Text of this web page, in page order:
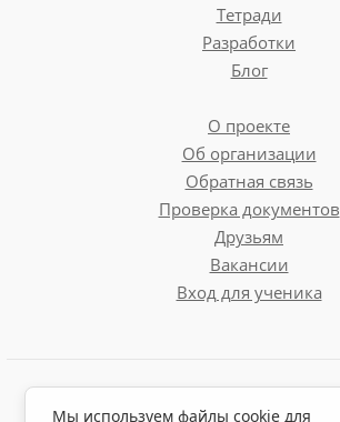
Тетради
Разработки
Блог
О проекте
Об организации
Обратная связь
Проверка документов
Друзьям
Вакансии
Вход для ученика
Мы используем файлы cookie для